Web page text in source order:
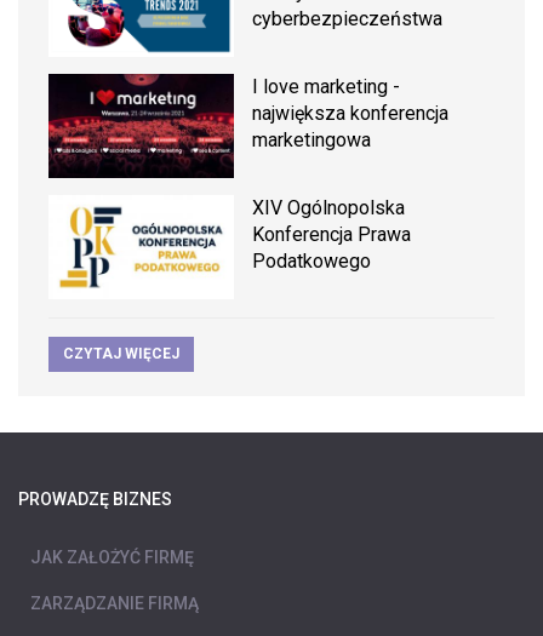
cyberbezpieczeństwa
I love marketing -
największa konferencja
marketingowa
XIV Ogólnopolska
Konferencja Prawa
Podatkowego
CZYTAJ WIĘCEJ
PROWADZĘ BIZNES
JAK ZAŁOŻYĆ FIRMĘ
ZARZĄDZANIE FIRMĄ